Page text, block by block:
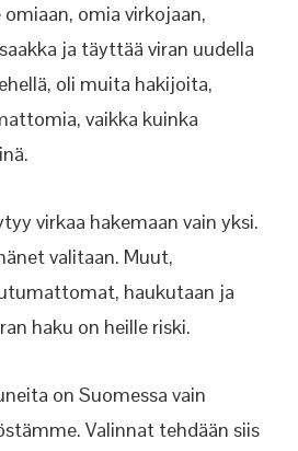
omia virkojaan,
ja täyttää viran uudella
oli muita hakijoita,
vaikka kuinka
virkaa hakemaan vain yksi.
valitaan. Muut,
haukutaan ja
haku on heille riski.
on Suomessa vain
Valinnat tehdään siis